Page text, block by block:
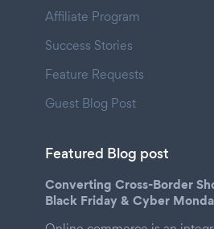
Affiliate Program
Success Stories
Feature Requests
Guest Blog Post
Featured Blog post
Converting Cross-Border
Black Friday & Cyber